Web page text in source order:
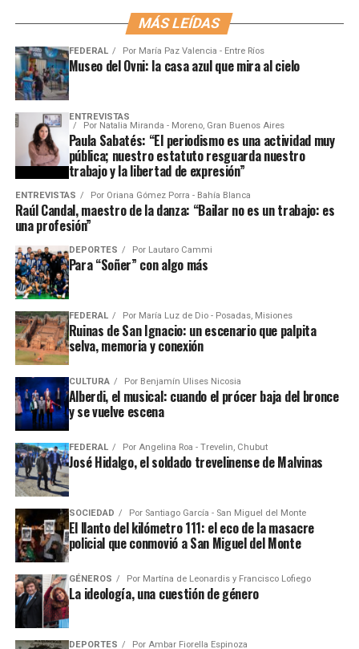
MÁS LEÍDAS
FEDERAL Por María Paz Valencia - Entre Ríos
Museo del Ovni: la casa azul que mira al cielo
ENTREVISTAS
Por Natalia Miranda - Moreno, Gran Buenos Aires
Paula Sabatés: “El periodismo es una actividad muy
pública; nuestro estatuto resguarda nuestro
trabajo y la libertad de expresión”
ENTREVISTAS Por Oriana Gómez Porra - Bahía Blanca
Raúl Candal, maestro de la danza: “Bailar no es un trabajo: es
una profesión”
DEPORTES Por Lautaro Cammi
Para “Soñer” con algo más
FEDERAL Por María Luz de Dio - Posadas, Misiones
Ruinas de San Ignacio: un escenario que palpita
selva, memoria y conexión
CULTURA Por Benjamín Ulises Nicosia
Alberdi, el musical: cuando el prócer baja del bronce
y se vuelve escena
FEDERAL Por Angelina Roa - Trevelin, Chubut
José Hidalgo, el soldado trevelinense de Malvinas
SOCIEDAD Por Santiago García - San Miguel del Monte
El llanto del kilómetro 111: el eco de la masacre
policial que conmovió a San Miguel del Monte
GÉNEROS Por Martína de Leonardis y Francisco Lofiego
La ideología, una cuestión de género
DEPORTES Por Ambar Fiorella Espinoza